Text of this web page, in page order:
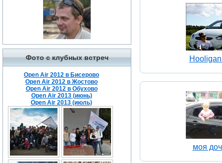
Фото с клубных встреч
Open Air 2012 в Бисерово
Open Air 2012 в Жостово
Open Air 2012 в Обухово
Open Air 2013 (июнь)
Open Air 2013 (июль)
моя